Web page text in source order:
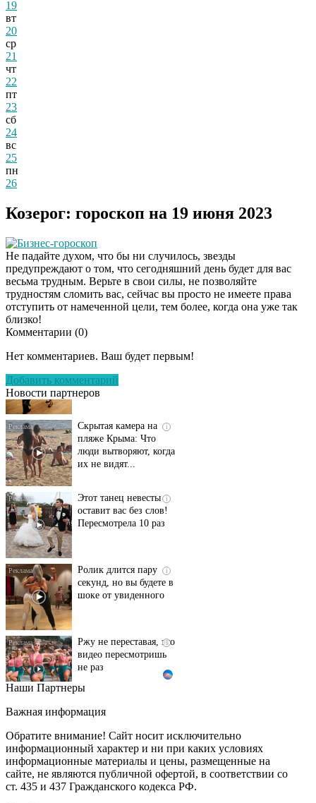
19
вт
20
ср
21
чт
22
пт
23
сб
24
вс
25
пн
26
Козерог: гороскоп на 19 июня 2023
Бизнес-гороскоп
Не падайте духом, что бы ни случилось, звезды
предупреждают о том, что сегодняшний день будет для вас
весьма трудным. Верьте в свои силы, не позволяйте
трудностям сломить вас, сейчас вы просто не имеете права
отступить от намеченной цели, тем более, когда она уже так
близко!
Комментарии (0)
Нет комментариев. Ваш будет первым!
Добавить комментарий
Новости партнеров
Ролик длится
смеяться вы будете
долго
люди вытворяют, когда
их не видят...
Пересмотрела 10 раз
шоке от увиденного
не раз
Ролик из Омска: вы
i
Королева вагона
отожгла! Видео не
оставит равнодушным
Наши Партнеры
Важная информация
Обратите внимание! Сайт носит исключительно
информационный характер и ни при каких условиях
информационные материалы и цены, размещенные на
сайте, не являются публичной офертой, в соответствии со
ст. 435 и 437 Гражданского кодекса РФ.